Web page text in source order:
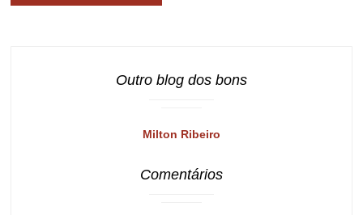
Outro blog dos bons
Milton Ribeiro
Comentários